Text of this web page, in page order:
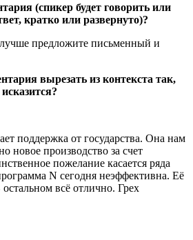
(спикер будет говорить или
кратко или развернуто)?
предложите письменный и
вырезать из контекста так,
поддержка от государства. Она нам
новое производство за счет
пожелание касается ряда
N сегодня неэффективна. Её
всё отлично. Грех